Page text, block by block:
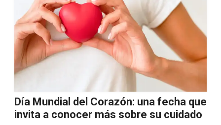
Día Mundial del Corazón: una fecha que
invita a conocer más sobre su cuidado